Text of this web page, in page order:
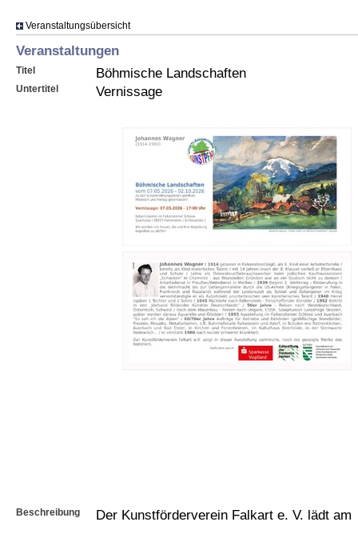
Veranstaltungsübersicht
Veranstaltungen
Titel Böhmische Landschaften
Untertitel Vernissage
Beschreibung Der Kunstförderverein Falkart e. V. lädt am